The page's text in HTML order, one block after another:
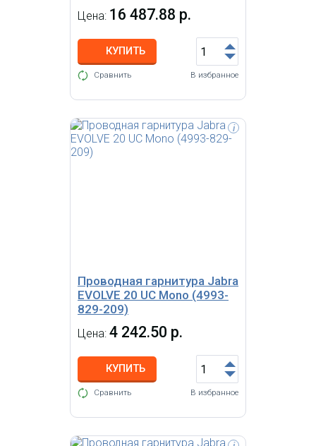
Цена: 16 487.88 р.
КУПИТЬ
Сравнить В избранное
Проводная гарнитура Jabra
EVOLVE 20 UC Mono (4993-
829-209)
Цена: 4 242.50 р.
КУПИТЬ
Сравнить В избранное
i